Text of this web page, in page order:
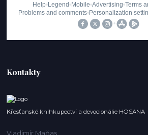
Kontakty
Křesťanské knihkupectví a devocionálie HOSANA
Vladimír Maňas